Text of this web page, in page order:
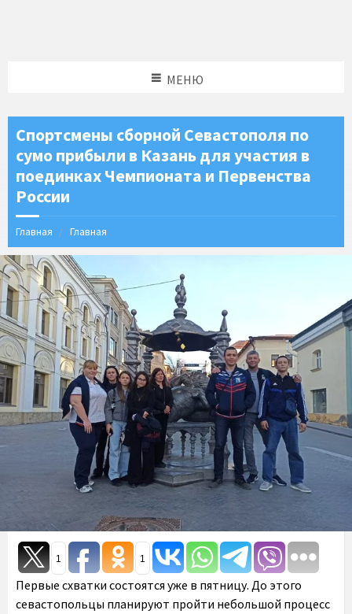
МЕНЮ
Спортсмены сборной Севастополя по
сумо прибыли в Казань для участия в
поединках Чемпионата и Первенства
России
Главная Главная
1 1
Первые схватки состоятся уже в пятницу. До этого
севастопольцы планируют пройти небольшой процесс